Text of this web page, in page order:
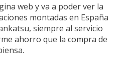
web y va a poder ver la
montadas en España
siempre al servicio
ahorro que la compra de